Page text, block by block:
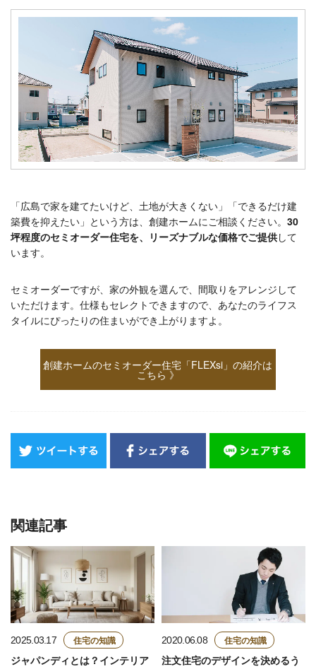
「広島で家を建てたいけど、土地が大きくない」「できるだけ建
築費を抑えたい」という方は、創建ホームにご相談ください。 30
坪程度のセミオーダー住宅を、リーズナブルな価格でご提供して
います。
セミオーダーですが、家の外観を選んで、間取りをアレンジして
いただけます。仕様もセレクトできますので、あなたのライフス
タイルにぴったりの住まいができ上がりますよ。
創建ホームのセミオーダー住宅「FLEXsi」の紹介は
こちら 》
関連記事
2025.03.17 住宅の知識
ジャパンディとは？インテリア
2020.06.08 住宅の知識
注文住宅のデザインを決めるう